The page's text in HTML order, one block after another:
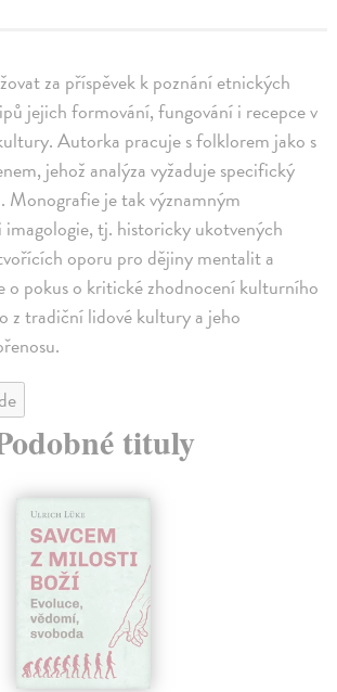
za příspěvek k poznání etnických
jejich formování, fungování i recepce v
Autorka pracuje s folklorem jako s
jehož analýza vyžaduje specifický
Monografie je tak významným
imagologie, tj. historicky ukotvených
oporu pro dějiny mentalit a
o pokus o kritické zhodnocení kulturního
z tradiční lidové kultury a jeho
tituly